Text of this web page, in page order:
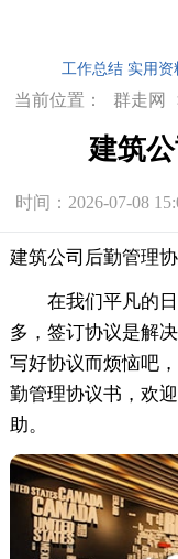
工作总结 实用资
当前位置： 群走网
勤管理协议书建筑
时间：2026-07-08
建筑公司后勤管理
在我们平凡的日
多，签订协议是解
写好协议而烦恼吧
勤管理协议书，欢
助。